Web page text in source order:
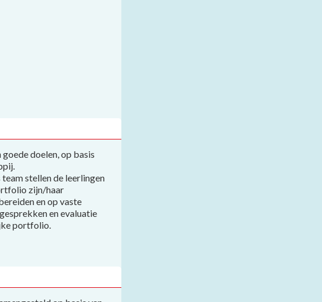
doelen, op basis
team stellen de leerlingen
zijn/haar
en op vaste
en evaluatie
portfolio.